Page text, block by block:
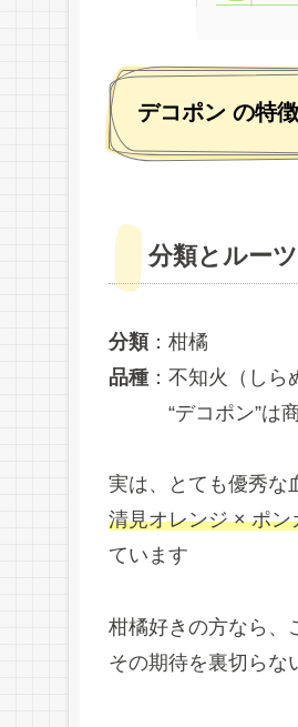
デコポン の特徴
分類とルーツ
分類：柑橘
品種 ：不知火（しら
“デコポン”は商
実は、とても優秀な
清見オレンジ × ポン
ています
柑橘好きの方なら、
その期待を裏切らな